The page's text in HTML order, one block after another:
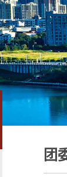
团